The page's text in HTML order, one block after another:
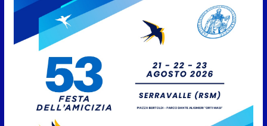
6 Agosto 2026
Protezione Civile San Marino.
della fase preliminare di
preallarme, dal 3 al 9 agosto
6 Agosto 2026